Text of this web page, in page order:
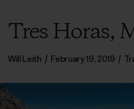
Tres Horas,
Will Leith / February 19, 2019 /